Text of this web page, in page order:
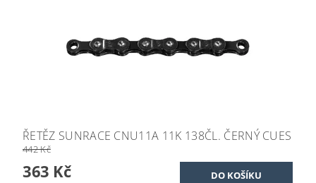
ŘETĚZ SUNRACE CNU11A 11K 138ČL. ČERNÝ CUES
442 Kč
363 Kč